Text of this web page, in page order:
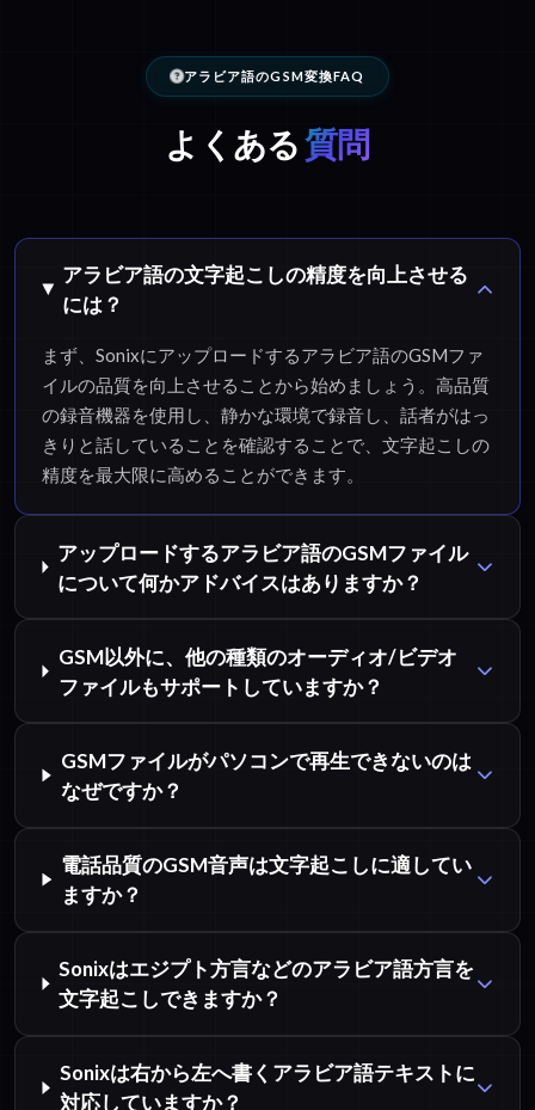
アラビア語のGSM変換FAQ
よくある質問
アラビア語の文字起こしの精度を向上させる
には？
まず、Sonixにアップロードするアラビア語のGSMファ
イルの品質を向上させることから始めましょう。高品質
の録音機器を使用し、静かな環境で録音し、話者がはっ
きりと話していることを確認することで、文字起こしの
精度を最大限に高めることができます。
アップロードするアラビア語のGSMファイル
について何かアドバイスはありますか？
GSM以外に、他の種類のオーディオ/ビデオ
ファイルもサポートしていますか？
GSMファイルがパソコンで再生できないのは
なぜですか？
電話品質のGSM音声は文字起こしに適してい
ますか？
Sonixはエジプト方言などのアラビア語方言を
文字起こしできますか？
Sonixは右から左へ書くアラビア語テキストに
対応していますか？